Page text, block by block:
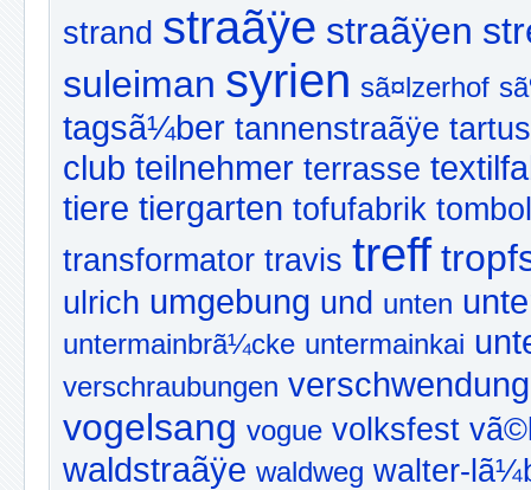
strand straãÿe straãÿen
suleiman syrien sã¤lzerhof
tagsã¼ber tannenstraãÿe tartus
club teilnehmer terrasse
tiere tiergarten tofufabrik
transformator travis treff
ulrich umgebung und unten
untermainbrã¼cke untermainkai
verschraubungen verschwendung
vogelsang vogue volksfest
waldstraãÿe waldweg walter-